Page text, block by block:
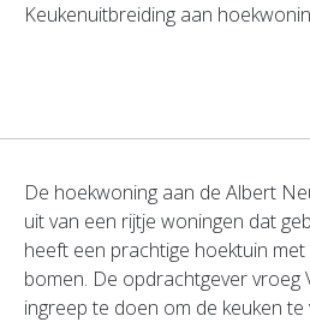
Keukenuitbreiding aan
De hoekwoning aan de Albert
uit van een rijtje woningen dat
heeft een prachtige hoektuin
bomen. De opdrachtgever vroeg
ingreep te doen om de keuken